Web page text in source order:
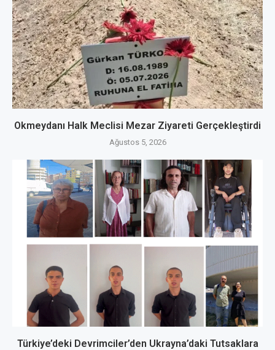
Okmeydanı Halk Meclisi Mezar Ziyareti Gerçekleştirdi
Ağustos 5, 2026
Türkiye’deki Devrimciler’den Ukrayna’daki Tutsaklara